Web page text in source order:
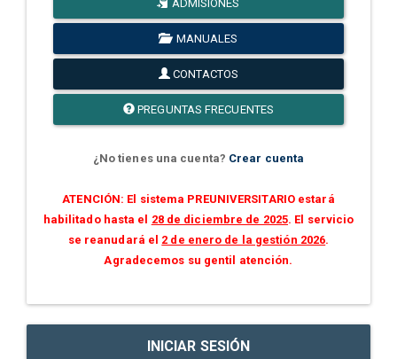
ADMISIONES
MANUALES
CONTACTOS
PREGUNTAS FRECUENTES
¿No tienes una cuenta? Crear cuenta
ATENCIÓN: El sistema PREUNIVERSITARIO estará
habilitado hasta el 28 de diciembre de 2025. El servicio
se reanudará el 2 de enero de la gestión 2026.
Agradecemos su gentil atención.
INICIAR SESIÓN